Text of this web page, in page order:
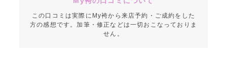
この口コミは実際にMy袴から来店予約・ご成約をした
方の感想です。加筆・修正などは一切おこなっておりま
せん。